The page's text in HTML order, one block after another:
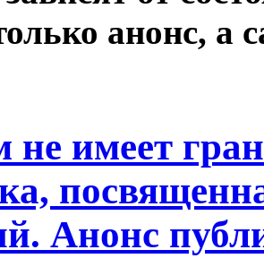
анонс, а
не имеет
Анонс